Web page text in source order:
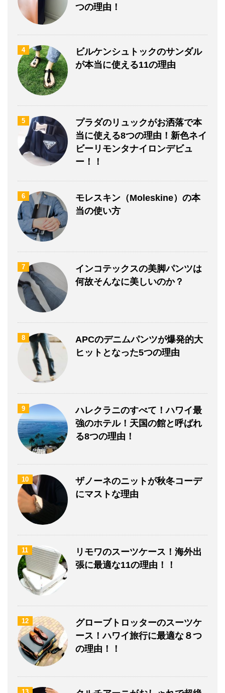
つの理由！
4
ビルケンシュトックのサンダル
が本当に使える11の理由
5
プラダのリュックがお洒落で本
当に使える8つの理由！新色ネイ
ビーリモンタナイロンデビュ
ー！！
6
モレスキン（Moleskine）の本
当の使い方
7
インコテックスの美脚パンツは
何故そんなに美しいのか？
8
APCのデニムパンツが爆発的大
ヒットとなった5つの理由
9
ハレクラニのすべて！ハワイ最
強のホテル！天国の館と呼ばれ
る8つの理由！
10
ザノーネのニットが秋冬コーデ
にマストな理由
11
リモワのスーツケース！海外出
張に最適な11の理由！！
12
グローブトロッターのスーツケ
ース！ハワイ旅行に最適な８つ
の理由！！